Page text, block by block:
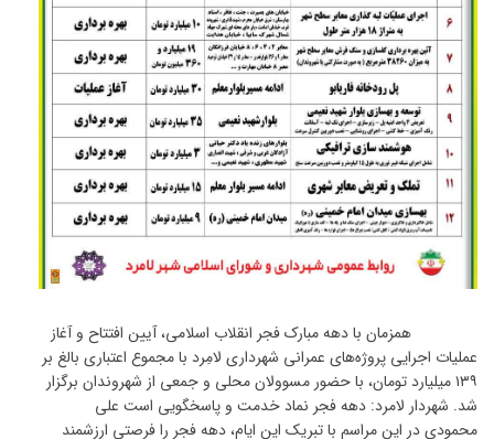
همزمان با دهه مبارک فجر انقلاب اسلامی، آیین افتتاح و آغاز
عملیات اجرایی پروژه‌های عمرانی شهرداری لامِرد با مجموع اعتباری بالغ بر
۱۳۹ میلیارد تومان، با حضور مسوولان محلی و جمعی از شهروندان برگزار
شد. شهردار لامرد: دهه فجر نماد خدمت و پاسخگویی است علی
محمودی در این مراسم با تبریک این ایام، دهه فجر را فرصتی ارزشمند